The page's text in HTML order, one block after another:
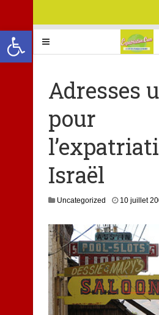
Ouvrir la barre d’outils
Adresses
pour
Israël
Uncategorized 10 juillet